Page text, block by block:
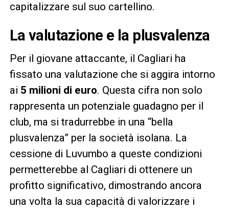
capitalizzare sul suo cartellino.
La valutazione e la plusvalenza
Per il giovane attaccante, il Cagliari ha
fissato una valutazione che si aggira intorno
ai 5 milioni di euro. Questa cifra non solo
rappresenta un potenziale guadagno per il
club, ma si tradurrebbe in una “bella
plusvalenza” per la società isolana. La
cessione di Luvumbo a queste condizioni
permetterebbe al Cagliari di ottenere un
profitto significativo, dimostrando ancora
una volta la sua capacità di valorizzare i